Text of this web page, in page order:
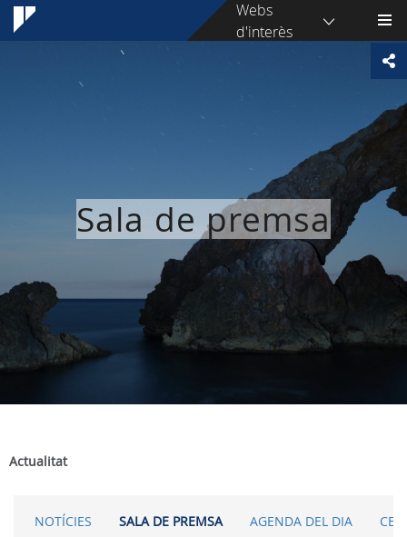
Webs
d'interès
Sala de premsa
Actualitat
NOTÍCIES SALA DE PREMSA AGENDA DEL DIA